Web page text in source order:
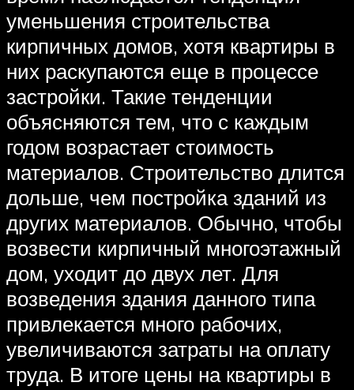
уменьшения строительства
кирпичных домов, хотя квартиры в
них раскупаются еще в процессе
застройки. Такие тенденции
объясняются тем, что с каждым
годом возрастает стоимость
материалов. Строительство длится
дольше, чем постройка зданий из
других материалов. Обычно, чтобы
возвести кирпичный многоэтажный
дом, уходит до двух лет. Для
возведения здания данного типа
привлекается много рабочих,
увеличиваются затраты на оплату
труда. В итоге цены на квартиры в